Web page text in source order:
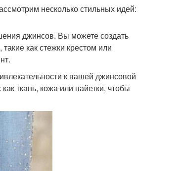
несколько стильных идей:
джинсов. Вы можете создать
как стежки крестом или
к вашей джинсовой
ткань, кожа или пайетки, чтобы